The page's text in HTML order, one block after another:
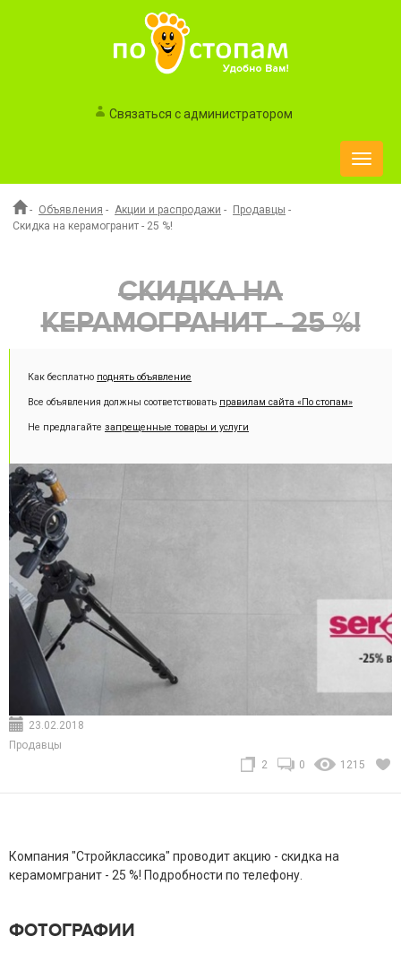
Связаться с администратором
Toggle
- Объявления - Акции и распродажи - Продавцы -
Скидка на керамогранит - 25 %!
СКИДКА НА
КЕРАМОГРАНИТ - 25 %!
Как бесплатно поднять объявление
Все объявления должны соответствовать правилам сайта «По стопам»
Не предлагайте запрещенные товары и услуги
23.02.2018
Продавцы
1215
0
2
Компания "Стройклассика" проводит акцию - скидка на
керамомгранит - 25 %! Подробности по телефону.
ФОТОГРАФИИ